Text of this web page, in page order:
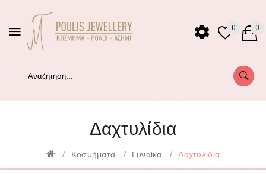
0 0
Δαχτυλίδια
Κοσμήματα Γυναίκα Δαχτυλίδια